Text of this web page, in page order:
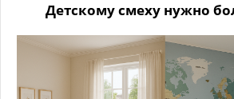
Детскому смеху нужно